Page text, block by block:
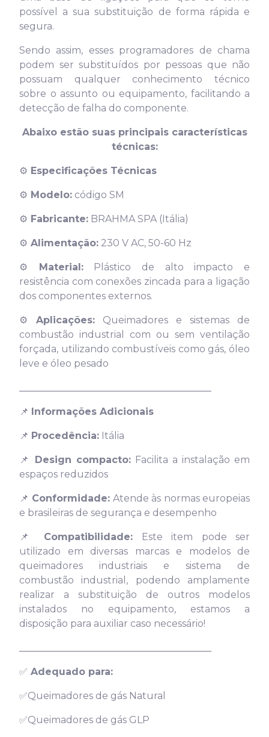
possível a sua substituição de forma rápida e
segura.
Sendo assim, esses programadores de chama
podem ser substituídos por pessoas que não
possuam qualquer conhecimento técnico
sobre o assunto ou equipamento, facilitando a
detecção de falha do componente.
Abaixo estão suas principais características
técnicas:
⚙️ Especificações Técnicas
⚙️ Modelo: código SM
⚙️ Fabricante: BRAHMA SPA (Itália)
⚙️ Alimentação: 230 V AC, 50-60 Hz
⚙️ Material:Plástico de alto impacto e
resistência com conexões zincada para a ligação
dos componentes externos.
⚙️ Aplicações: Queimadores e sistemas de
combustão industrial com ou sem ventilação
forçada, utilizando combustíveis como gás, óleo
leve e óleo pesado
📌 Informações Adicionais
📌 Procedência: Itália
📌 Design compacto: Facilita a instalação em
espaços reduzidos
📌 Conformidade: Atende às normas europeias
e brasileiras de segurança e desempenho
📌 Compatibilidade: Este item pode ser
utilizado em diversas marcas e modelos de
queimadores industriais e sistema de
combustão industrial, podendo amplamente
realizar a substituição de outros modelos
instalados no equipamento, estamos a
disposição para auxiliar caso necessário!
✅ Adequado para:
✅Queimadores de gás Natural
✅Queimadores de gás GLP